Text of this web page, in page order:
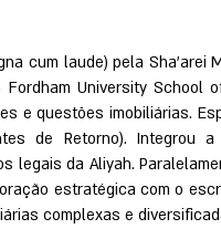
cum laude) pela Sha'arei
University
e questões imobiliárias.
de Retorno). Integrou
legais da Aliyah.
estratégica com o
complexas e